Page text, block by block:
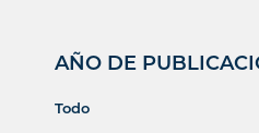
AÑO DE
Todo